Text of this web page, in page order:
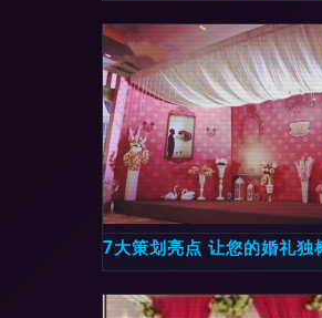
7大策划亮点 让您的婚礼独